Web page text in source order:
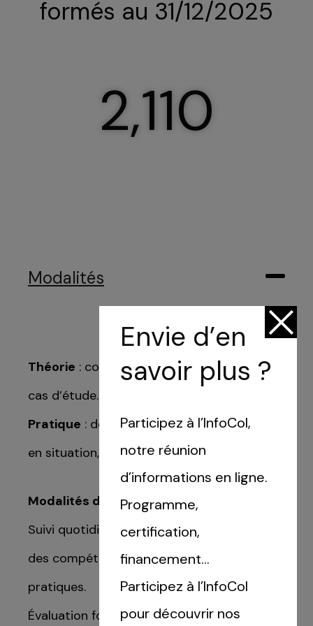
formés au 31/12/2025
2,110
Modalités
Théorie : cours, distribution de ressources,
cas d’étude.
Pratique : démonstrations, exercices, mises
en situation, expérimentations par projet.
Modalités d’évaluation
Suivi quotidien et évaluation de l’acquisition
des compétences lors des travaux
pratiques.
Évaluation formative : test de connaissance.
Sélectionnez une manufacture
ICI Marseille (13)
ICI Montreuil (93)
ICI Morvan (58)
ICI Nantes (44)
Envie d’en
savoir plus ?
Participez à l’InfoCol,
notre réunion
d’informations en ligne.
Programme,
certification,
financement…
Participez à l’InfoCol
pour découvrir nos